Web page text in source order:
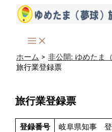
ホーム
非公開: ゆめたま
旅行業登録票
旅行業登録票
登録番号 岐阜県知事